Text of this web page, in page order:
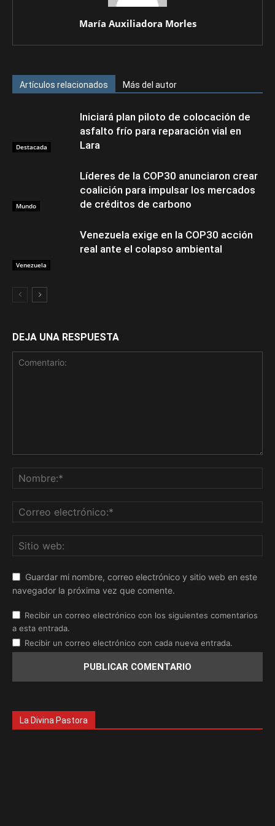
María Auxiliadora Morles
Artículos relacionados Más del autor
Destacada
Iniciará plan piloto de colocación de
asfalto frío para reparación vial en
Lara
Mundo
Líderes de la COP30 anunciaron crear
coalición para impulsar los mercados
de créditos de carbono
Venezuela
Venezuela exige en la COP30 acción
real ante el colapso ambiental
DEJA UNA RESPUESTA
Guardar mi nombre, correo electrónico y sitio web en este
navegador la próxima vez que comente.
Recibir un correo electrónico con los siguientes comentarios
a esta entrada.
Recibir un correo electrónico con cada nueva entrada.
La Divina Pastora